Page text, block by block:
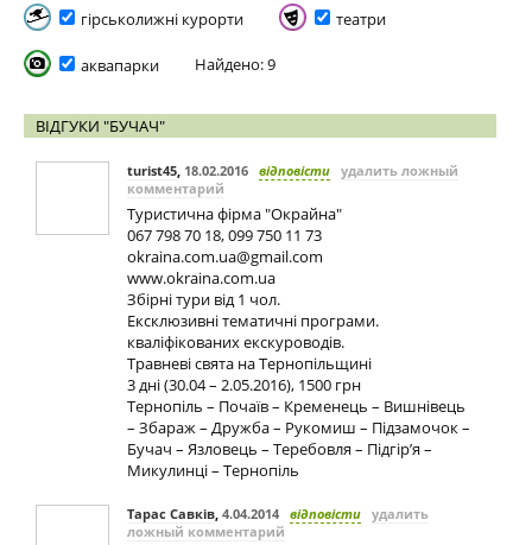
гірськолижні курорти театри
аквапарки Найдено: 9
ВІДГУКИ "БУЧАЧ"
turist45, 18.02.2016 відповісти удалить ложный
комментарий
Туристична фірма "Окрайна"
067 798 70 18, 099 750 11 73
okraina.com.ua@gmail.com
www.okraina.com.ua
Збірні тури від 1 чол.
Ексклюзивні тематичні програми.
кваліфікованих екскуроводів.
Травневі свята на Тернопільщині
3 дні (30.04 – 2.05.2016), 1500 грн
Тернопіль – Почаїв – Кременець – Вишнівець
– Збараж – Дружба – Рукомиш – Підзамочок –
Бучач – Язловець – Теребовля – Підгір’я –
Микулинці – Тернопіль
Тарас Савків, 4.04.2014 відповісти удалить
ложный комментарий